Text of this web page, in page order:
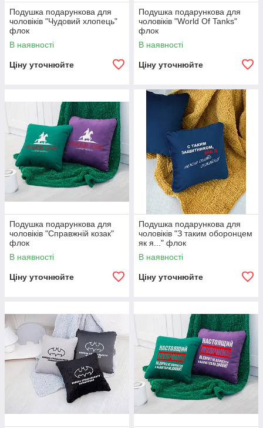
Подушка подарункова для
чоловіків "Чудовий хлопець"
флок
В наявності
Ціну уточнюйте
Подушка подарункова для
чоловіків "World Of Tanks"
флок
В наявності
Ціну уточнюйте
Подушка подарункова для
чоловіків "Справжній козак"
флок
В наявності
Ціну уточнюйте
Подушка подарункова для
чоловіків "З таким оборонцем
як я..." флок
В наявності
Ціну уточнюйте